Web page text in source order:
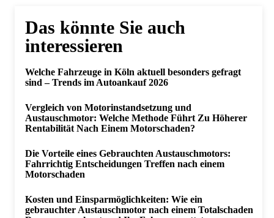
Das könnte Sie auch
interessieren
Welche Fahrzeuge in Köln aktuell besonders gefragt
sind – Trends im Autoankauf 2026
Vergleich von Motorinstandsetzung und
Austauschmotor: Welche Methode Führt Zu Höherer
Rentabilität Nach Einem Motorschaden?
Die Vorteile eines Gebrauchten Austauschmotors:
Fahrrichtig Entscheidungen Treffen nach einem
Motorschaden
Kosten und Einsparmöglichkeiten: Wie ein
gebrauchter Austauschmotor nach einem Totalschaden